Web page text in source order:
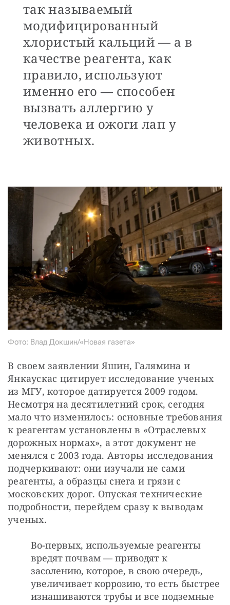
так называемый
модифицированный
хлористый кальций — а в
качестве реагента, как
правило, используют
именно его — способен
вызвать аллергию у
человека и ожоги лап у
животных.
Фото: Влад Докшин/«Новая газета»
В своем заявлении Яшин, Галямина и
Янкаускас цитирует исследование ученых
из МГУ, которое датируется 2009 годом.
Несмотря на десятилетний срок, сегодня
мало что изменилось: основные требования
к реагентам установлены в «Отраслевых
дорожных нормах», а этот документ не
менялся с 2003 года. Авторы исследования
подчеркивают: они изучали не сами
реагенты, а образцы снега и грязи с
московских дорог. Опуская технические
подробности, перейдем сразу к выводам
ученых.
Во-первых, используемые реагенты
вредят почвам — приводят к
засолению, которое, в свою очередь,
увеличивает коррозию, то есть быстрее
изнашиваются трубы и все подземные